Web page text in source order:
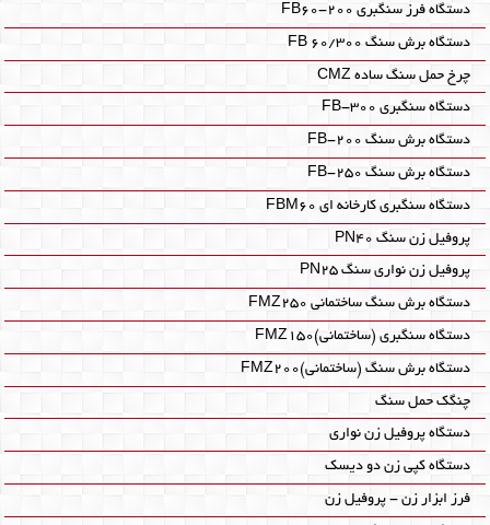
دستگاه فرز سنگبری FB60-200
دستگاه برش سنگ FB 60/300
چرخ حمل سنگ ساده CMZ‎
دستگاه سنگبری FB-300
دستگاه برش سنگ FB-200
دستگاه برش سنگ FB-250
دستگاه سنگبری کارخانه ای FBM60‎
پروفیل زن سنگ PN40
پروفیل زن نواری سنگ PN25
دستگاه برش سنگ ساختمانی FMZ250
دستگاه سنگبری (ساختمانی)FMZ150
دستگاه برش سنگ (ساختمانی)FMZ200
چنگک حمل سنگ
دستگاه پروفیل زن نواری
دستگاه کپی زن دو دیسک
فرز ابزار زن - پروفیل زن